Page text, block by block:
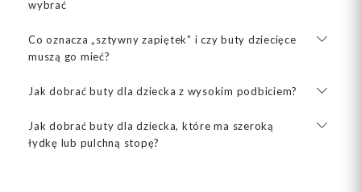
wybrać
Co oznacza „sztywny zapiętek” i czy buty dziecięce
muszą go mieć?
Jak dobrać buty dla dziecka z wysokim podbiciem?
Jak dobrać buty dla dziecka, które ma szeroką
łydkę lub pulchną stopę?